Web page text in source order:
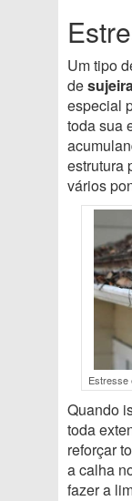
Um tipo
de
especial
toda sua
estrutura
vários
Estresse
Quando
toda
reforçar
a calha
fazer a